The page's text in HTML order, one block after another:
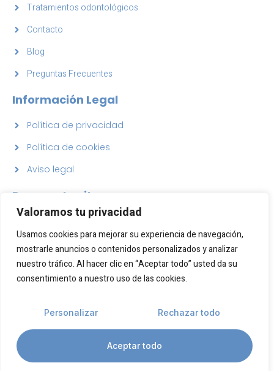
Valoramos tu privacidad
Usamos cookies para mejorar su experiencia de navegación,
mostrarle anuncios o contenidos personalizados y analizar
nuestro tráfico. Al hacer clic en “Aceptar todo” usted da su
consentimiento a nuestro uso de las cookies.
Personalizar Rechazar todo
Aceptar todo
Tratamientos odontológicos
Contacto
Blog
Preguntas Frecuentes
Información Legal
Política de privacidad
Política de cookies
Aviso legal
Reserva tu cita
lunes a viernes de 10:00-14:00 y 15:00-19:00
Sábado y Domingo - Cerrado
920 22 76 10
© 2026 Arancha Otero – Clínica Odontológica. Todos los
derechos reservados.